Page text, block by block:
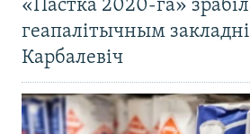
«Пастка 2020-га»
геапалітычным
Карбалевіч